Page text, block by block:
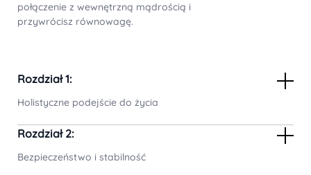
połączenie z wewnętrzną mądrością i
przywrócisz równowagę.
Rozdział 1:
Holistyczne podejście do życia
Rozdział 2:
Bezpieczeństwo i stabilność